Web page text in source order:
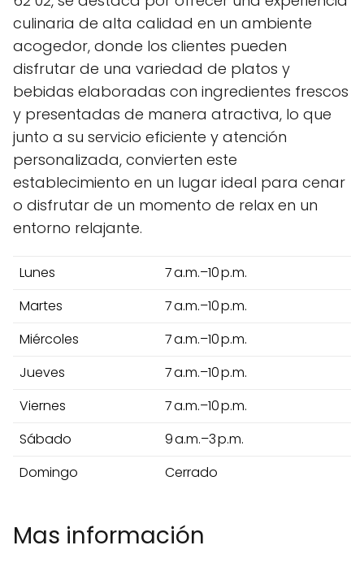
culinaria de alta calidad en un ambiente
acogedor, donde los clientes pueden
disfrutar de una variedad de platos y
bebidas elaboradas con ingredientes frescos
y presentadas de manera atractiva, lo que
junto a su servicio eficiente y atención
personalizada, convierten este
establecimiento en un lugar ideal para cenar
o disfrutar de un momento de relax en un
entorno relajante.
Lunes
7 a.m.–10 p.m.
Martes
7 a.m.–10 p.m.
Miércoles
7 a.m.–10 p.m.
Jueves
7 a.m.–10 p.m.
Viernes
7 a.m.–10 p.m.
Sábado
9 a.m.–3 p.m.
Domingo
Cerrado
Mas información